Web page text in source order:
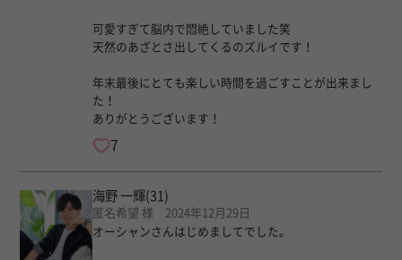
可愛すぎて脳内で悶絶していました笑
天然のあざとさ出してくるのズルイです！
年末最後にとても楽しい時間を過ごすことが出来まし
た！
ありがとうございます！
7
海野 一輝(31)
匿名希望 様 2024年12月29日
オーシャンさんはじめましてでした。